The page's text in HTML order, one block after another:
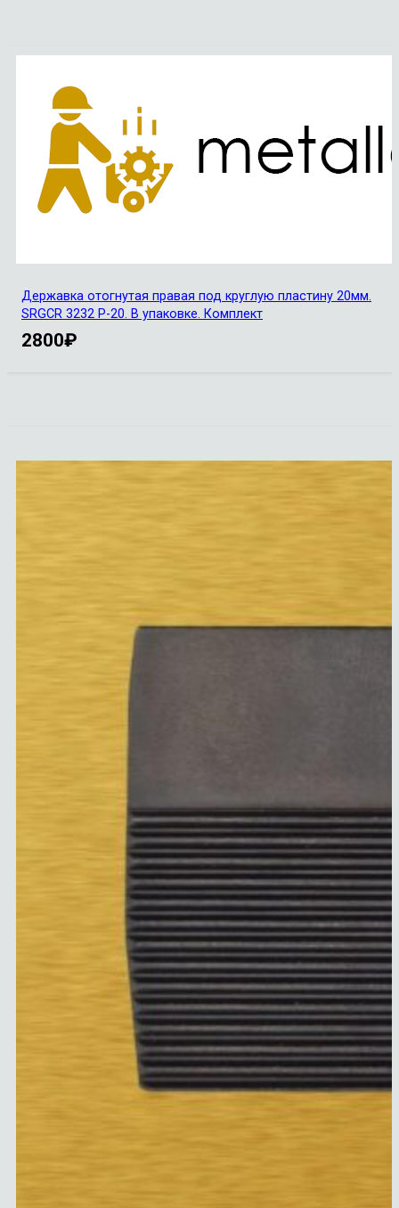
Державка отогнутая правая под круглую пластину 20мм.
SRGCR 3232 P-20. В упаковке. Комплект
2800₽